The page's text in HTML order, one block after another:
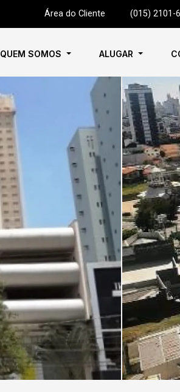
Área do Cliente (015) 2101-
QUEM SOMOS ALUGAR